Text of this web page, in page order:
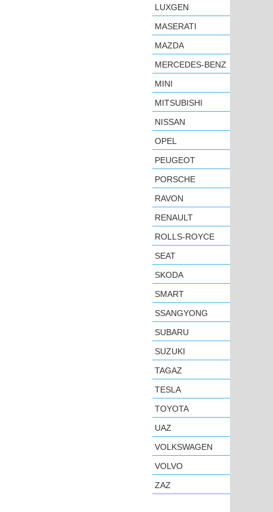
LUXGEN
MASERATI
MAZDA
MERCEDES-BENZ
MINI
MITSUBISHI
NISSAN
OPEL
PEUGEOT
PORSCHE
RAVON
RENAULT
ROLLS-ROYCE
SEAT
SKODA
SMART
SSANGYONG
SUBARU
SUZUKI
TAGAZ
TESLA
TOYOTA
UAZ
VOLKSWAGEN
VOLVO
ZAZ